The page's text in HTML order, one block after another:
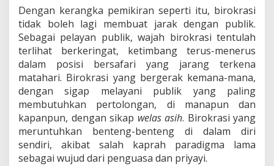
Dengan kerangka pemikiran seperti itu, birokrasi
tidak boleh lagi membuat jarak dengan publik.
Sebagai pelayan publik, wajah birokrasi tentulah
terlihat berkeringat, ketimbang terus-menerus
dalam posisi bersafari yang jarang terkena
matahari. Birokrasi yang bergerak kemana-mana,
dengan sigap melayani publik yang paling
membutuhkan pertolongan, di manapun dan
kapanpun, dengan sikap welas asih. Birokrasi yang
meruntuhkan benteng-benteng di dalam diri
sendiri, akibat salah kaprah paradigma lama
sebagai wujud dari penguasa dan priyayi.